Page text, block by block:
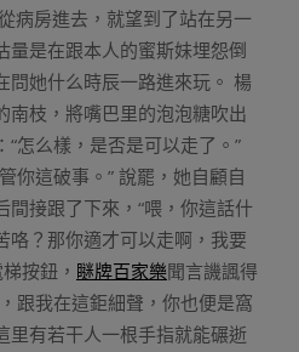
病房進去，就望到了站在另一
量是在跟本人的蜜斯妹埋怨倒
問她什么時辰一路進來玩。 楊
南枝，將嘴巴里的泡泡糖吹出
怎么樣，是否是可以走了。”
你這破事。” 說罷，她自顧自
間接跟了下來，“喂，你這話什
咯？那你適才可以走啊，我要
按鈕， 瞇牌百家樂聞言譏諷得
跟我在這鉅細聲，你也便是窩
里有若干人一根手指就能碾逝